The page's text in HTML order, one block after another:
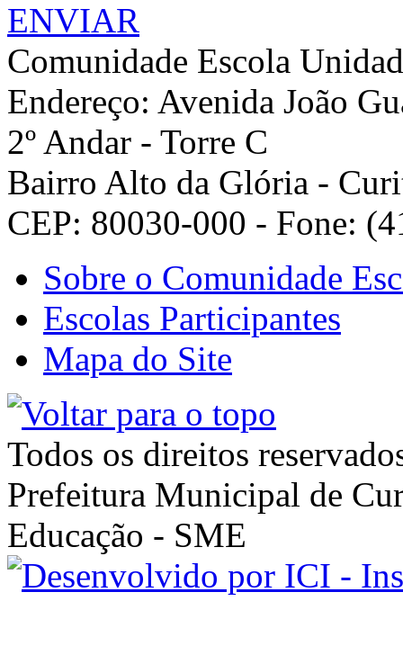
ENVIAR
Comunidade Escola
Endereço: Avenida João
2º Andar - Torre C
Bairro Alto da Glória -
CEP: 80030-000 - Fone:
Sobre o Comunidade
Escolas Participantes
Mapa do Site
Todos os direitos
Prefeitura Municipal de
Educação - SME